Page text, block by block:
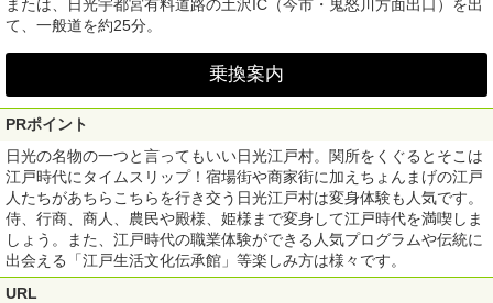
または、日光宇都宮有料道路の土沢IC（今市・鬼怒川方面出口）を出
て、一般道を約25分。
乗換案内
PRポイント
日光の名物の一つと言ってもいい日光江戸村。関所をくぐるとそこは
江戸時代にタイムスリップ！宿場街や商家街に加えちょんまげの江戸
人たちがあちらこちらを行き交う日光江戸村は変身体験も人気です。
侍、行商、商人、農民や殿様、姫様まで変身して江戸時代を満喫しま
しょう。また、江戸時代の職業体験ができる人気プログラムや伝統に
出会える「江戸生活文化伝承館」等楽しみ方は様々です。
URL